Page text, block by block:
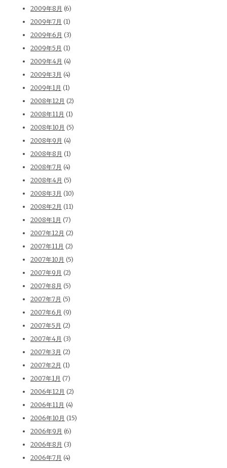
2009年8月 (6)
2009年7月 (1)
2009年6月 (3)
2009年5月 (1)
2009年4月 (4)
2009年3月 (4)
2009年1月 (1)
2008年12月 (2)
2008年11月 (1)
2008年10月 (5)
2008年9月 (4)
2008年8月 (1)
2008年7月 (4)
2008年4月 (5)
2008年3月 (10)
2008年2月 (11)
2008年1月 (7)
2007年12月 (2)
2007年11月 (2)
2007年10月 (5)
2007年9月 (2)
2007年8月 (5)
2007年7月 (5)
2007年6月 (9)
2007年5月 (2)
2007年4月 (3)
2007年3月 (2)
2007年2月 (1)
2007年1月 (7)
2006年12月 (2)
2006年11月 (4)
2006年10月 (15)
2006年9月 (6)
2006年8月 (3)
2006年7月 (4)